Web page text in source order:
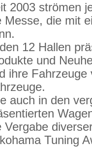
2003 strömen
Messe, die mit
12 Hallen
und
ihre
auch in den
Vergabe
Tuning